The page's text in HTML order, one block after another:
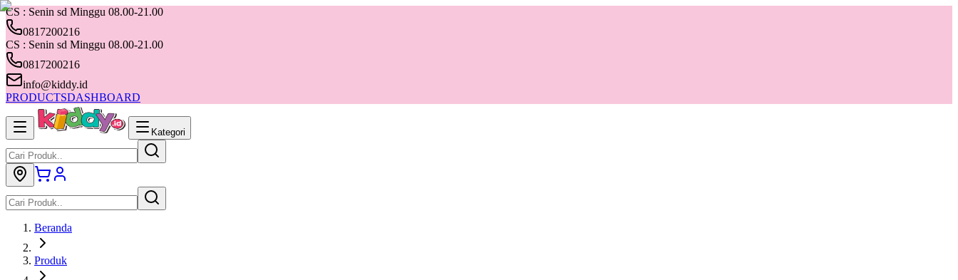
CS : Senin sd Minggu 08.00-21.00
0817200216
CS : Senin sd Minggu 08.00-21.00
0817200216
info@kiddy.id
PRODUCTSDASHBOARD
Kategori
Beranda
Produk